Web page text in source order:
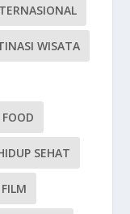
WISATA
FOOD
SEHAT